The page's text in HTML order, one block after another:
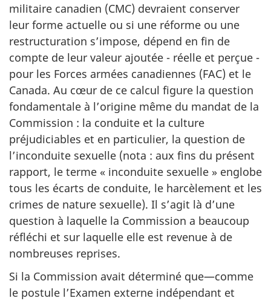
militaire canadien (CMC) devraient conserver
leur forme actuelle ou si une réforme ou une
restructuration s’impose, dépend en fin de
compte de leur valeur ajoutée - réelle et perçue -
pour les Forces armées canadiennes (FAC) et le
Canada. Au cœur de ce calcul figure la question
fondamentale à l’origine même du mandat de la
Commission : la conduite et la culture
préjudiciables et en particulier, la question de
l’inconduite sexuelle (nota : aux fins du présent
rapport, le terme « inconduite sexuelle » englobe
tous les écarts de conduite, le harcèlement et les
crimes de nature sexuelle). Il s’agit là d’une
question à laquelle la Commission a beaucoup
réfléchi et sur laquelle elle est revenue à de
nombreuses reprises.
Si la Commission avait déterminé que—comme
le postule l’Examen externe indépendant et